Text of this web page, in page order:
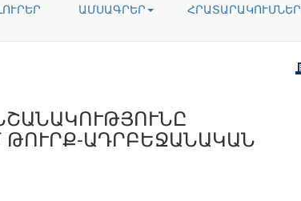
ԱՄՍԱԳՐԵՐ ՀՐԱՏԱՐԱԿՈՒՄՆԵՐ
ԱԴՐԲԵՋԱՆԱԿԱՆ